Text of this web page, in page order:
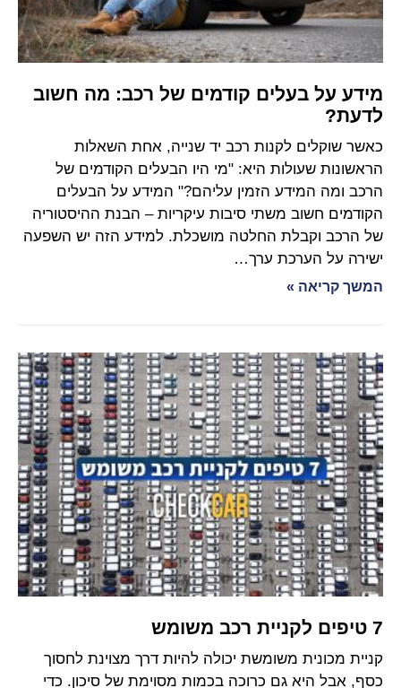
מידע על בעלים קודמים של רכב: מה חשוב
לדעת?
כאשר שוקלים לקנות רכב יד שנייה, אחת השאלות
הראשונות שעולות היא: "מי היו הבעלים הקודמים של
הרכב ומה המידע הזמין עליהם?" המידע על הבעלים
הקודמים חשוב משתי סיבות עיקריות – הבנת ההיסטוריה
של הרכב וקבלת החלטה מושכלת. למידע הזה יש השפעה
ישירה על הערכת ערך…
המשך קריאה »
7 טיפים לקניית רכב משומש
קניית מכונית משומשת יכולה להיות דרך מצוינת לחסוך
כסף, אבל היא גם כרוכה בכמות מסוימת של סיכון. כדי